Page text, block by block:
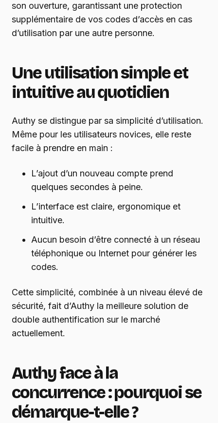
son ouverture, garantissant une protection
supplémentaire de vos codes d’accès en cas
d’utilisation par une autre personne.
Une utilisation simple et
intuitive au quotidien
Authy se distingue par sa simplicité d’utilisation.
Même pour les utilisateurs novices, elle reste
facile à prendre en main :
L’ajout d’un nouveau compte prend
quelques secondes à peine.
L’interface est claire, ergonomique et
intuitive.
Aucun besoin d’être connecté à un réseau
téléphonique ou Internet pour générer les
codes.
Cette simplicité, combinée à un niveau élevé de
sécurité, fait d’Authy la meilleure solution de
double authentification sur le marché
actuellement.
Authy face à la
concurrence : pourquoi se
démarque-t-elle ?